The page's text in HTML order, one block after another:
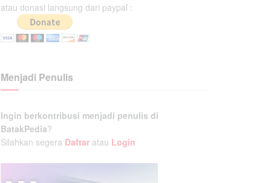
atau donasi langsung dari paypal :
Menjadi Penulis
Ingin berkontribusi menjadi penulis di
BatakPedia?
Silahkan segera Daftar atau Login